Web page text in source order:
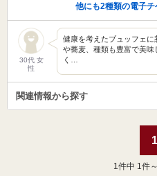
他にも2種類の電子
30代 女
性
健康を考えたブュッフェ
や蕎麦、種類も豊富で美味
く…
関連情報から探す
1
1 件中 1件